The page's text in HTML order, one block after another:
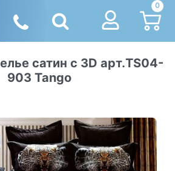
0
сатин с 3D арт.TS04-
903 Tango